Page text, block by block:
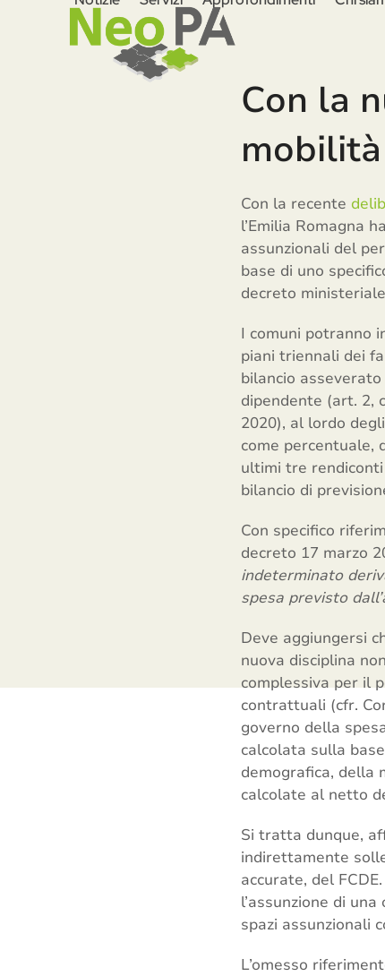
Con la
Con la recente
l’Emilia Romagna
assunzionali del
base di uno
decreto
I comuni potranno
piani triennali dei
bilancio
dipendente (art. 2,
2020), al lordo
come percentuale,
ultimi tre
bilancio di
Con specifico
decreto 17 marzo
indeterminato
spesa previsto
Deve aggiungersi
nuova disciplina
complessiva per il
contrattuali (cfr.
governo della
calcolata sulla
demografica, della
calcolate al netto
Si tratta dunque,
indirettamente
accurate, del
l’assunzione di
spazi assunzionali
L’omesso